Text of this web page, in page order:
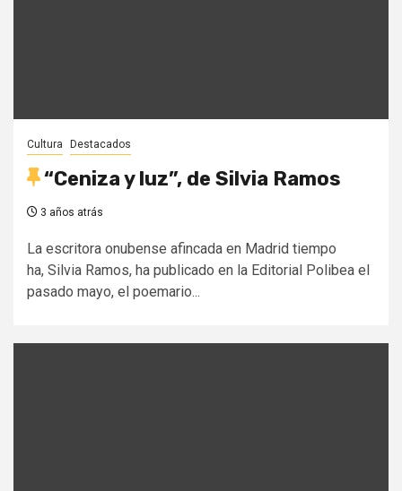
Cultura Destacados
“Ceniza y luz”, de Silvia Ramos
3 años atrás
La escritora onubense afincada en Madrid tiempo
ha, Silvia Ramos, ha publicado en la Editorial Polibea el
pasado mayo, el poemario...